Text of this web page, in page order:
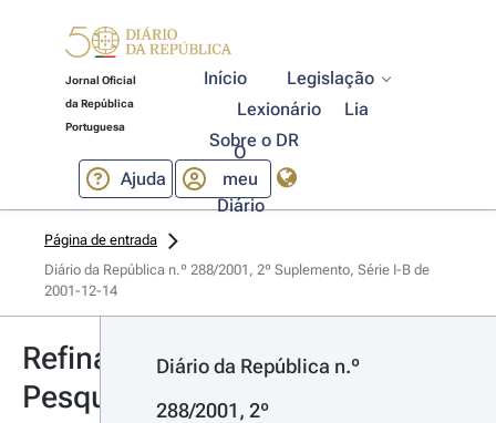
Jornal Oficial
da República
Portuguesa
Início
Legislação
Lexionário
Lia
Sobre o DR
Ajuda
O
meu
Diário
Página de entrada
Diário da República n.º 288/2001, 2º Suplemento, Série I-B de
2001-12-14
Refinar
Pesquisa
Diário da República n.º
288/2001, 2º